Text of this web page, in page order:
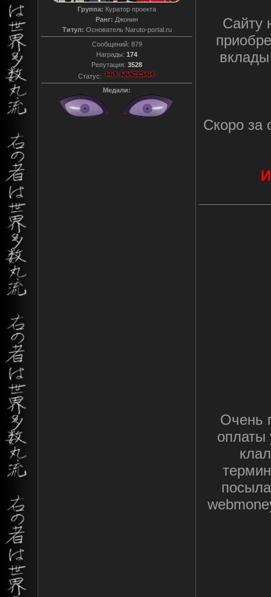
Группа: Куратор проекта
Ранг: Джонин
Титул: Основатель Naruto-portal.ru
Сообщений: 879
Награды: 174
Репутация: 3528
Статус:
Медали:
Сайту
вклады
Скоро за
Очень
оплаты